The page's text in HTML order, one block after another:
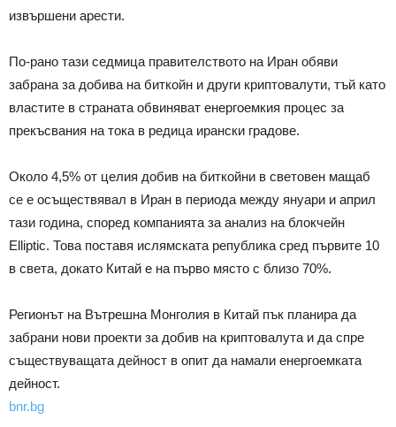
извършени арести.
По-рано тази седмица правителството на Иран обяви
забрана за добива на биткойн и други криптовалути, тъй като
властите в страната обвиняват енергоемкия процес за
прекъсвания на тока в редица ирански градове.
Около 4,5% от целия добив на биткойни в световен мащаб
се е осъществявал в Иран в периода между януари и април
тази година, според компанията за анализ на блокчейн
Elliptic. Това поставя ислямската република сред първите 10
в света, докато Китай е на първо място с близо 70%.
Регионът на Вътрешна Монголия в Китай пък планира да
забрани нови проекти за добив на криптовалута и да спре
съществуващата дейност в опит да намали енергоемката
дейност.
bnr.bg